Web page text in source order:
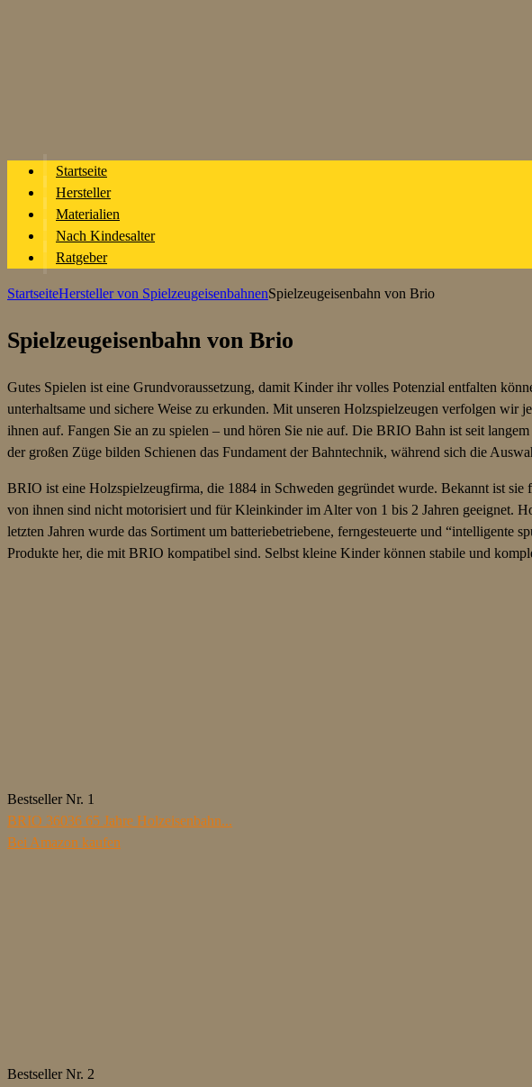
Startseite
Hersteller
Materialien
Nach Kindesalter
Ratgeber
StartseiteHersteller von SpielzeugeisenbahnenSpielzeugeisenbahn von Brio
Spielzeugeisenbahn von Brio
Gutes Spielen ist eine Grundvoraussetzung, damit Kinder ihr volles Potenzial entfalten
unterhaltsame und sichere Weise zu erkunden. Mit unseren Holzspielzeugen verfolgen
ihnen auf. Fangen Sie an zu spielen – und hören Sie nie auf. Die BRIO Bahn ist seit
der großen Züge bilden Schienen das Fundament der Bahntechnik, während sich die
BRIO ist eine Holzspielzeugfirma, die 1884 in Schweden gegründet wurde. Bekannt ist
von ihnen sind nicht motorisiert und für Kleinkinder im Alter von 1 bis 2 Jahren geeignet.
letzten Jahren wurde das Sortiment um batteriebetriebene, ferngesteuerte und
Produkte her, die mit BRIO kompatibel sind. Selbst kleine Kinder können stabile und
Bestseller Nr. 1
BRIO 36036 65 Jahre Holzeisenbahn...
Bei Amazon kaufen
Bestseller Nr. 2